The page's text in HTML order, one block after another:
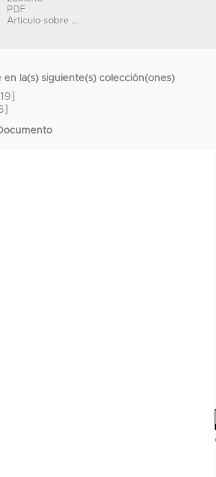
PDF
Articulo sobre ...
en la(s) siguiente(s) colección(ones)